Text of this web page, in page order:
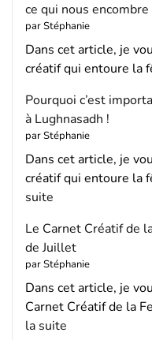
ce qui nous encombre
par Stéphanie
Dans cet article, je
créatif qui entoure la
Pourquoi c’est
à Lughnasadh !
par Stéphanie
Dans cet article, je
créatif qui entoure la
suite
Le Carnet Créatif de
de Juillet
par Stéphanie
Dans cet article, je
Carnet Créatif de la
la suite